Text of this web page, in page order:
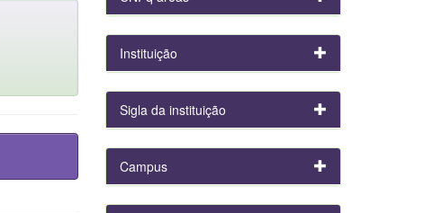
Instituição
Sigla da instituição
Campus